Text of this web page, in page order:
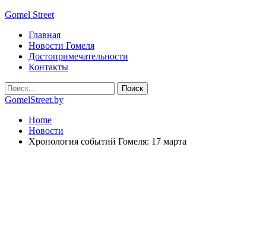
Gomel Street
Главная
Новости Гомеля
Достопримечательности
Контакты
GomelStreet.by
Home
Новости
Хронология событий Гомеля: 17 марта